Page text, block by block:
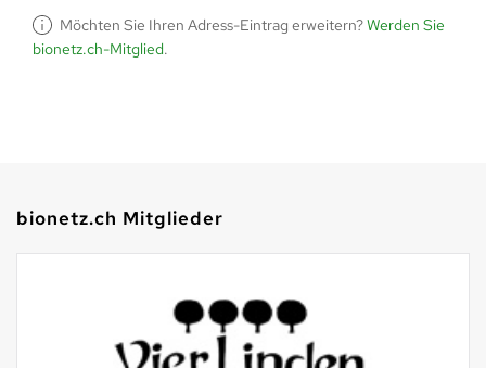
Möchten Sie Ihren Adress-Eintrag erweitern?Werden Sie
bionetz.ch-Mitglied.
bionetz.ch Mitglieder